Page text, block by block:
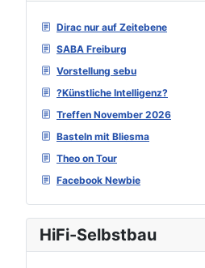
Dirac nur auf Zeitebene
SABA Freiburg
Vorstellung sebu
?Künstliche Intelligenz?
Treffen November 2026
Basteln mit Bliesma
Theo on Tour
Facebook Newbie
HiFi-Selbstbau